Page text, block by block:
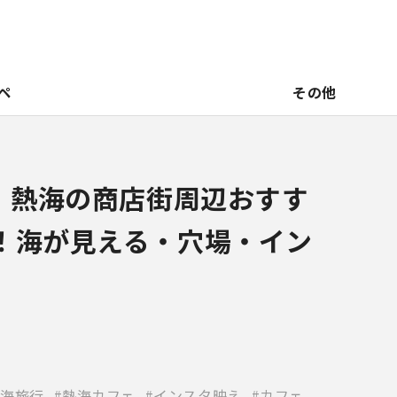
その他
海の商店街周辺おすす
海が見える・穴場・イン